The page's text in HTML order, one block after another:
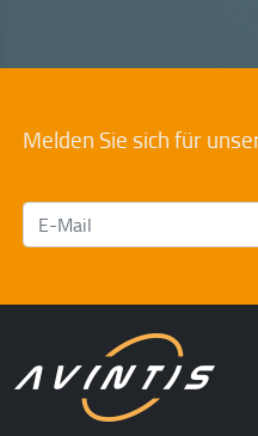
Melden Sie sich für